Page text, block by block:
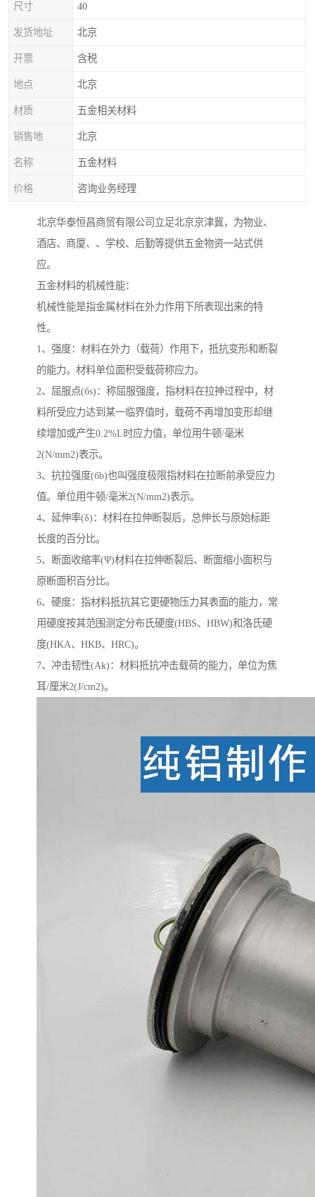
尺寸 40
发货地址 北京
开票 含税
地点 北京
材质 五金相关材料
销售地 北京
名称 五金材料
价格 咨询业务经理
北京华泰恒昌商贸有限公司立足北京京津冀，为物业、
酒店、商厦、、学校、后勤等提供五金物资一站式供
应。
五金材料的机械性能：
机械性能是指金属材料在外力作用下所表现出来的特
性。
1、强度：材料在外力（载荷）作用下，抵抗变形和断裂
的能力。材料单位面积受载荷称应力。
2、屈服点(бs)：称屈服强度，指材料在拉抻过程中，材
料所受应力达到某一临界值时，载荷不再增加变形却继
续增加或产生0.2%L时应力值，单位用牛顿/毫米
2(N/mm2)表示。
3、抗拉强度(бb)也叫强度极限指材料在拉断前承受应力
值。单位用牛顿/毫米2(N/mm2)表示。
4、延伸率(δ)：材料在拉伸断裂后，总伸长与原始标距
长度的百分比。
5、断面收缩率(Ψ)材料在拉伸断裂后、断面缩小面积与
原断面积百分比。
6、硬度：指材料抵抗其它更硬物压力其表面的能力，常
用硬度按其范围测定分布氏硬度(HBS、HBW)和洛氏硬
度(HKA、HKB、HRC)。
7、冲击韧性(Ak)：材料抵抗冲击载荷的能力，单位为焦
耳/厘米2(J/cm2)。